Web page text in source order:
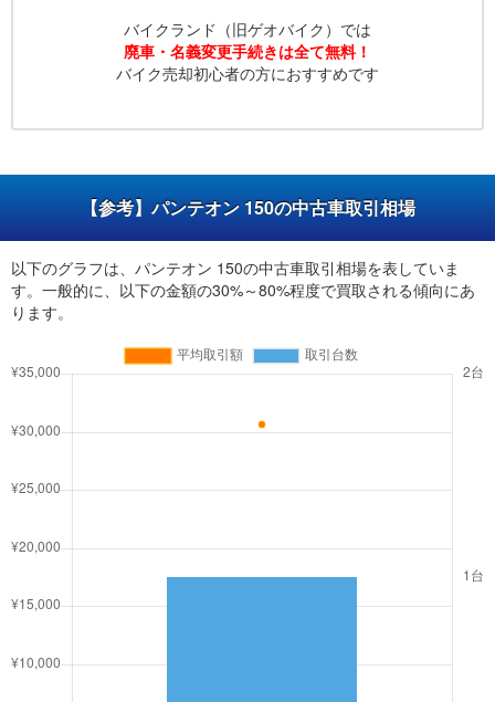
バイクランド（旧ゲオバイク）では
廃車・名義変更手続きは全て無料！
バイク売却初心者の方におすすめです
【参考】パンテオン 150の中古車取引相場
以下のグラフは、パンテオン 150の中古車取引相場を表していま
す。一般的に、以下の金額の30%～80%程度で買取される傾向にあ
ります。